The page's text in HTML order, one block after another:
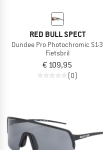
RED BULL SPECT
Dundee Pro Photochromic S1-3
Fietsbril
€ 109,95
(0)